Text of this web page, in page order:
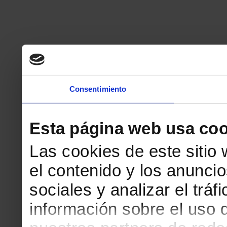
Consentimiento
Esta página web usa
Las cookies de este sitio
el contenido y los
sociales y analizar el
información sobre el uso